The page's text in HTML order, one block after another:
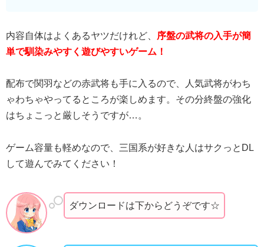
内容自体はよくあるヤツだけれど、
序盤の武将の入手が簡
単で馴染みやすく遊びやすいゲーム！
配布で関羽などの赤武将も手に入るので、人気武将がわち
ゃわちゃやってるところが楽しめます。その分終盤の強化
はちょこっと厳しそうですが…。
ゲーム容量も軽めなので、三国系が好きな人はサクっとDL
して遊んでみてください！
ダウンロードは下からどうぞです☆